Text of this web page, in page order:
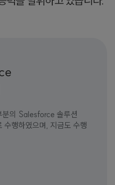
분의 Salesforce 솔루션
수행하였으며, 지금도 수행